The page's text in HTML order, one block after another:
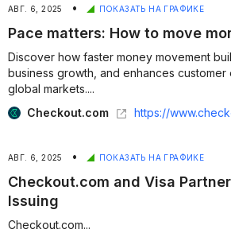
АВГ. 6, 2025 • ПОКАЗАТЬ НА ГРАФИКЕ
Pace matters: How to move
Discover how faster money movement
business growth, and enhances
global markets....
Checkout.com
https://www.checkout.com/blog/pace-matters-
АВГ. 6, 2025 • ПОКАЗАТЬ НА ГРАФИКЕ
Checkout.com and Visa
Issuing
Checkout.com...